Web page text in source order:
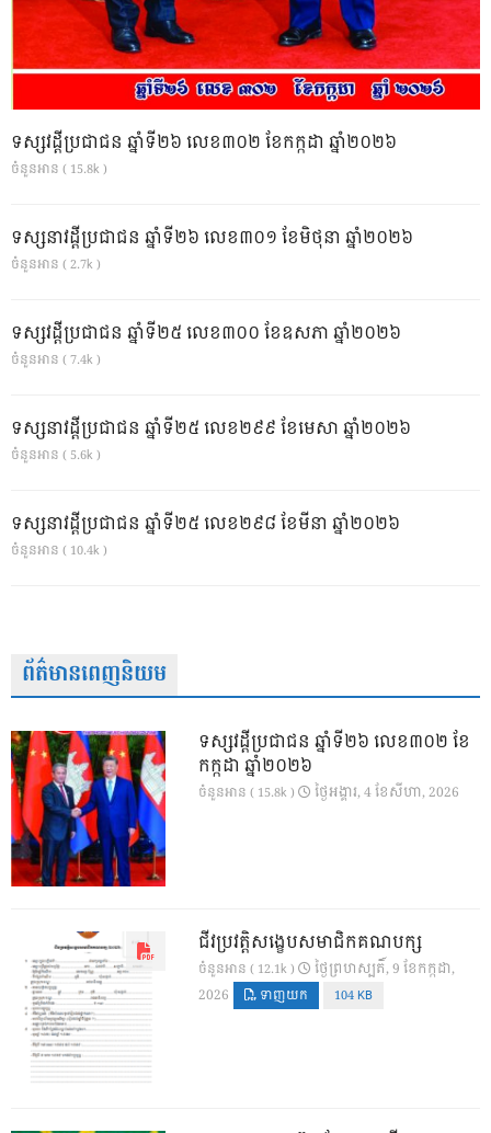
ទស្សវដ្តីប្រជាជន ឆ្នាំទី២៦ លេខ៣០២ ខែកក្កដា ឆ្នាំ២០២៦
ចំនួនអាន ( 15.8k )
ទស្សនាវដ្ដីប្រជាជន ឆ្នាំទី២៦ លេខ៣០១ ខែមិថុនា ឆ្នាំ២០២៦
ចំនួនអាន ( 2.7k )
ទស្សវដ្តីប្រជាជន ឆ្នាំទី២៥ លេខ៣០០ ខែឧសភា ឆ្នាំ២០២៦
ចំនួនអាន ( 7.4k )
ទស្សនាវដ្ដីប្រជាជន ឆ្នាំទី២៥ លេខ២៩៩ ខែមេសា ឆ្នាំ២០២៦
ចំនួនអាន ( 5.6k )
ទស្សនាវដ្ដីប្រជាជន ឆ្នាំទី២៥ លេខ២៩៨ ខែមីនា ឆ្នាំ២០២៦
ចំនួនអាន ( 10.4k )
ព័ត៌មានពេញនិយម
ទស្សវដ្តីប្រជាជន ឆ្នាំទី២៦ លេខ៣០២ ខែ
កក្កដា ឆ្នាំ២០២៦
ចំនួនអាន ( 15.8k ) ថ្ងៃ​អង្គារ, 4 ខែ​សីហា, 2026
ជីវប្រវត្តិសង្ខេបសមាជិកគណបក្ស
ចំនួនអាន ( 12.1k )
ថ្ងៃ​ព្រហស្បតិ៍, 9 ខែ​កក្កដា,
2026
ទាញយក 104 KB